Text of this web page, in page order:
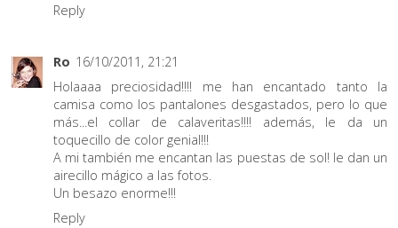
Reply
Ro 16/10/2011, 21:21
Holaaaa preciosidad!!!! me han encantado tanto la
camisa como los pantalones desgastados, pero lo que
más...el collar de calaveritas!!!! además, le da un
toquecillo de color genial!!!
A mi también me encantan las puestas de sol! le dan un
airecillo mágico a las fotos.
Un besazo enorme!!!
Reply